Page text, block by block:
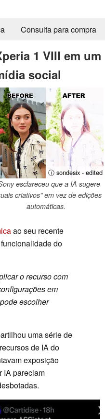
Consulta para compra
1 VIII em um
social
ⓘ sondesix - edited
esclareceu que a IA sugere
criativos" em vez de edições
automáticas.
ao seu recente
do
o recurso com
em
escolher
uma série de
de IA do
exposição
IA pareciam